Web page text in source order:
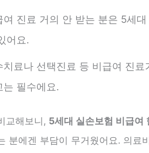
여 진료 거의 안 받는 분은 5세
어요.
치료나 선택진료 등 비급여 진
는 필수에요.
교해보니, 5세대 실손보험 비급여
분에겐 부담이 무거웠어요. 의료